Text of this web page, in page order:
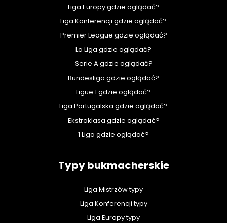
Liga Europy gdzie oglądać?
Liga Konferencji gdzie oglądać?
Premier League gdzie oglądać?
La Liga gdzie oglądać?
Serie A gdzie oglądać?
Bundesliga gdzie oglądać?
Ligue 1 gdzie oglądać?
Liga Portugalska gdzie oglądać?
Ekstraklasa gdzie oglądać?
1 Liga gdzie oglądać?
Typy bukmacherskie
Liga Mistrzów typy
Liga Konferencji typy
Liga Europy typy